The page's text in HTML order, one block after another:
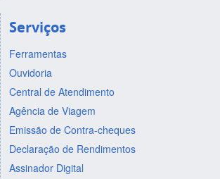
Serviços
Ferramentas
Ouvidoria
Central de Atendimento
Agência de Viagem
Emissão de Contra-cheques
Declaração de Rendimentos
Assinador Digital